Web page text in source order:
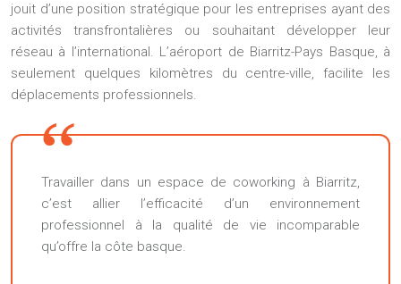
jouit d’une position stratégique pour les entreprises ayant des
activités transfrontalières ou souhaitant développer leur
réseau à l’international. L’aéroport de Biarritz-Pays Basque, à
seulement quelques kilomètres du centre-ville, facilite les
déplacements professionnels.
Travailler dans un espace de coworking à Biarritz,
c’est allier l’efficacité d’un environnement
professionnel à la qualité de vie incomparable
qu’offre la côte basque.